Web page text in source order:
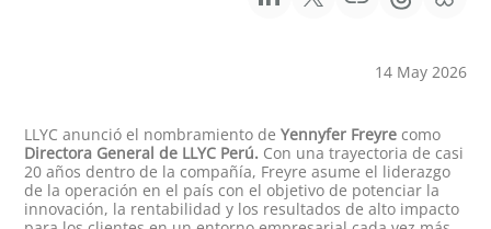
14 May 2026
LLYC anunció el nombramiento deYennyfer Freyre como
Directora General de LLYC Perú. Con una trayectoria de casi
20 años dentro de la compañía, Freyre asume el liderazgo
de la operación en el país con el objetivo de potenciar la
innovación, la rentabilidad y los resultados de alto impacto